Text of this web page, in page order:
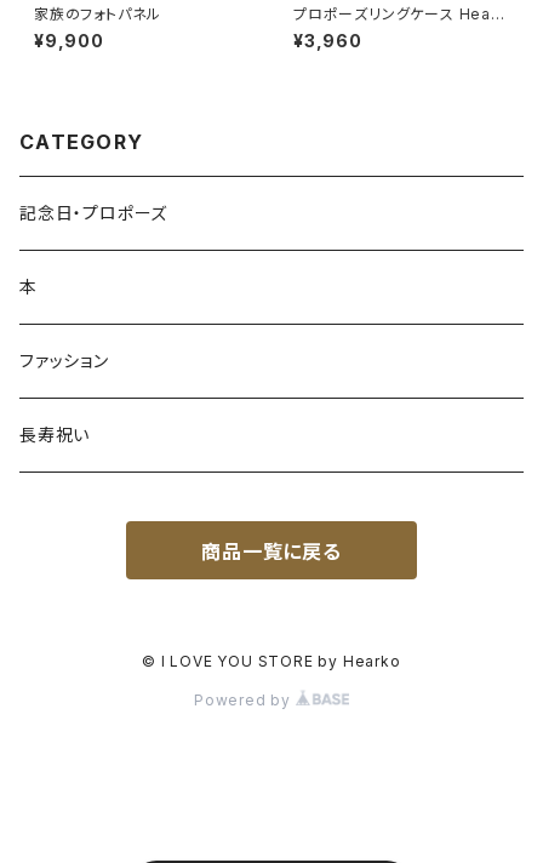
家族のフォトパネル
¥9,900
プロポーズリングケース Heart
Rose ピンク
¥3,960
CATEGORY
記念日・プロポーズ
本
ファッション
長寿祝い
商品一覧に戻る
© I LOVE YOU STORE by Hearko
Powered by